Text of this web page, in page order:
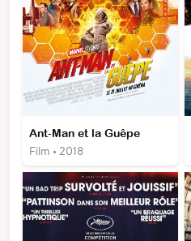
Ant-Man et la Guêpe
Film • 2018